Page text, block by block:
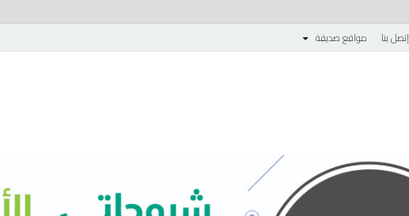
إتصل بنا مواقع صديقة